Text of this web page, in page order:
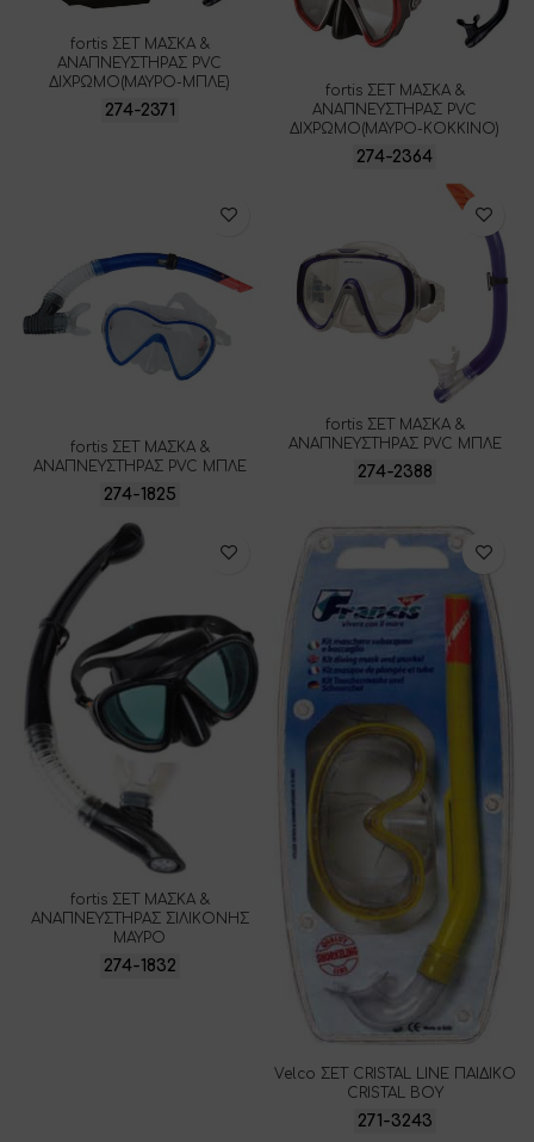
fortis ΣΕΤ ΜΑΣΚΑ &
ΑΝΑΠΝΕΥΣΤΗΡΑΣ PVC
ΔΙΧΡΩΜΟ(ΜΑΥΡΟ-ΜΠΛΕ)
274-2371
fortis ΣΕΤ ΜΑΣΚΑ &
ΑΝΑΠΝΕΥΣΤΗΡΑΣ PVC
ΔΙΧΡΩΜΟ(ΜΑΥΡΟ-ΚΟΚΚΙΝΟ)
274-2364
fortis ΣΕΤ ΜΑΣΚΑ &
ΑΝΑΠΝΕΥΣΤΗΡΑΣ PVC ΜΠΛΕ
274-1825
fortis ΣΕΤ ΜΑΣΚΑ &
ΑΝΑΠΝΕΥΣΤΗΡΑΣ PVC ΜΠΛΕ
274-2388
fortis ΣΕΤ ΜΑΣΚΑ &
ΑΝΑΠΝΕΥΣΤΗΡΑΣ ΣΙΛΙΚΟΝΗΣ
ΜΑΥΡΟ
274-1832
Velco ΣΕΤ CRISTAL LINE ΠΑΙΔΙΚΟ
CRISTAL BOY
271-3243